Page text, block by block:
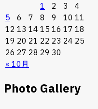
« 10月
1 2 3
4
5
6 7 8 9 10 11
12 13 14 15 16 17 18
19 20 21 22 23 24 25
26 27 28 29 30
Photo Gallery